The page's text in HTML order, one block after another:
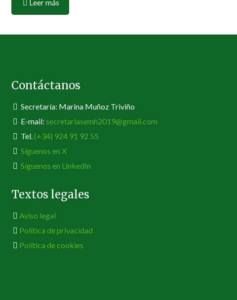
Leer más
Contáctanos
Secretaría: Marina Muñoz Triviño
E-mail: secretariasemh2019@gmail.com
Tel. (+34) 924 91 92 55
Síguenos en X
Síguenos en LinkedIn
Textos legales
Aviso legal
Política de privacidad
Política de cookies